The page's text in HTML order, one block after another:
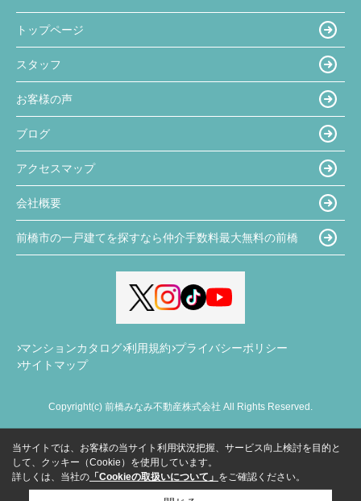
トップページ
スタッフ
お客様の声
ブログ
アクセスマップ
会社概要
前橋市の一戸建てを探すなら仲介手数料最大無料の前橋
マンションカタログ 利用規約 プライバシーポリシー
サイトマップ
Copyright(c) 前橋みなみ不動産株式会社 All Rights Reserved.
当サイトでは、お客様の当サイト利用状況把握、サービス向上検討を目的と
して、クッキー（Cookie）を使用しています。
詳しくは、当社の 「Cookieの取扱いについて」 をご確認ください。